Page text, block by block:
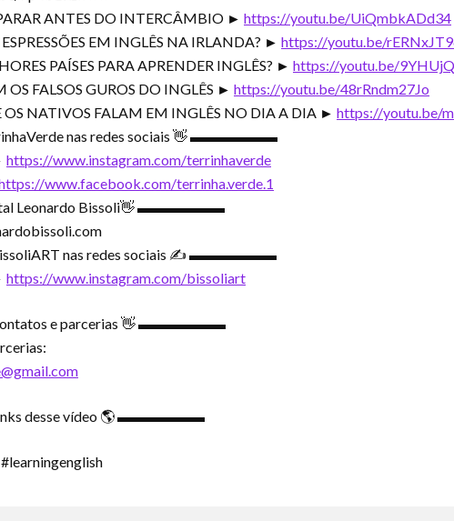
ANTES DO INTERCÂMBIO ► https://youtu.be/UiQmbkADd34
EM INGLÊS NA IRLANDA? ► https://youtu.be/
PAÍSES PARA APRENDER INGLÊS? ► https://youtu.be/
FALSOS GUROS DO INGLÊS ► https://youtu.be/48rRndm27Jo
OS NATIVOS FALAM EM INGLÊS NO DIA A DIA ► https://youtu.be/
nas redes sociais 👋 ▬▬▬▬▬▬
https://www.instagram.com/terrinhaverde
www.facebook.com/terrinha.verde.1
Leonardo Bissoli👋 ▬▬▬▬▬▬
nas redes sociais ✍️ ▬▬▬▬▬▬
https://www.instagram.com/bissoliart
e parcerias 👋 ▬▬▬▬▬▬
desse vídeo 🌎 ▬▬▬▬▬▬